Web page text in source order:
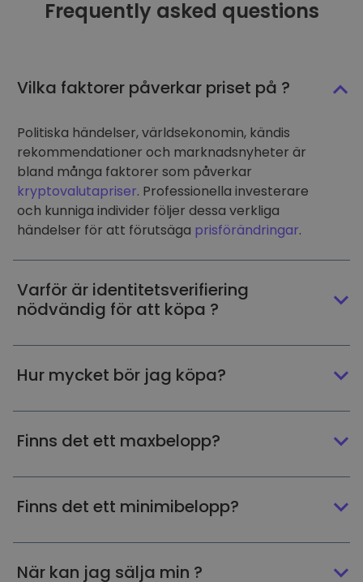
Frequently asked questions
Vilka faktorer påverkar priset på ?
Politiska händelser, världsekonomin, kändis
rekommendationer och marknadsnyheter är
bland många faktorer som påverkar
kryptovalutapriser. Professionella investerare
och kunniga individer följer dessa verkliga
händelser för att förutsäga prisförändringar.
Varför är identitetsverifiering
nödvändig för att köpa ?
Hur mycket bör jag köpa?
Finns det ett maxbelopp?
Finns det ett minimibelopp?
När kan jag sälja min ?